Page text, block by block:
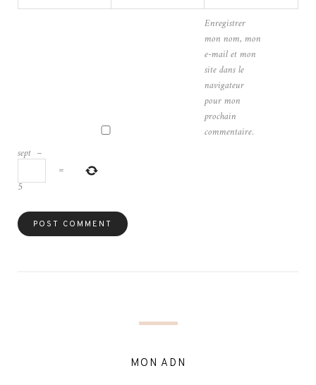
Enregistrer
mon nom, mon
e-mail et mon
site dans le
navigateur
pour mon
prochain
commentaire.
sept −
=
5
MON ADN